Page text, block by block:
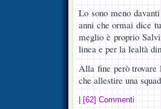
Lo sono meno
anni che ormai dice
meglio è proprio
linea e per la lealtà
Alla fine però trovare
che allestire una
[62] Commenti